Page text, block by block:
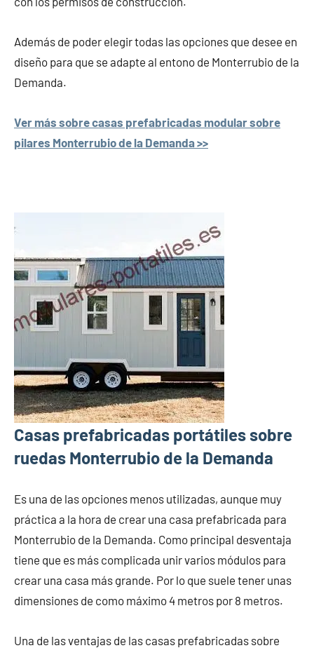
Además de poder elegir todas las opciones que desee en
diseño para que se adapte al entono de Monterrubio de la
Demanda.
Ver más sobre casas prefabricadas modular sobre
pilares Monterrubio de la Demanda >>
Casas prefabricadas portátiles sobre
ruedas Monterrubio de la Demanda
Es una de las opciones menos utilizadas, aunque muy
práctica a la hora de crear una casa prefabricada para
Monterrubio de la Demanda. Como principal desventaja
tiene que es más complicada unir varios módulos para
crear una casa más grande. Por lo que suele tener unas
dimensiones de como máximo 4 metros por 8 metros.
Una de las ventajas de las casas prefabricadas sobre